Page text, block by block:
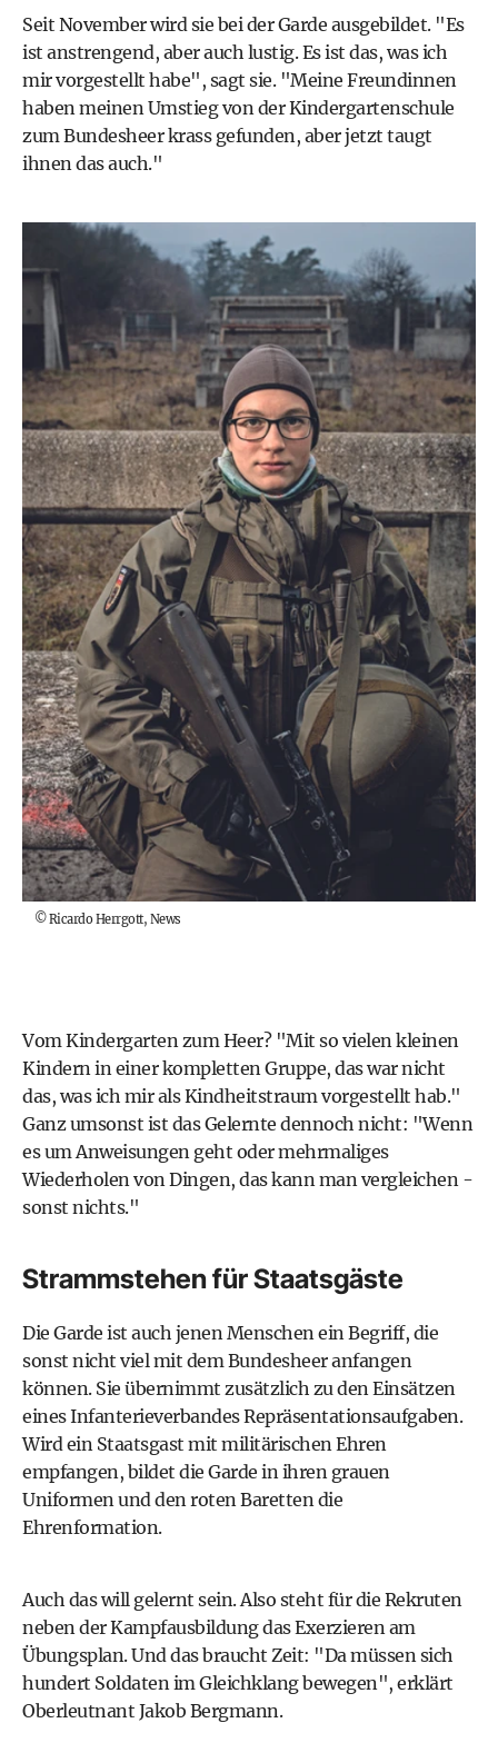
Seit November wird sie bei der Garde ausgebildet. "Es
ist anstrengend, aber auch lustig. Es ist das, was ich
mir vorgestellt habe", sagt sie. "Meine Freundinnen
haben meinen Umstieg von der Kindergartenschule
zum Bundesheer krass gefunden, aber jetzt taugt
ihnen das auch."
©Ricardo Herrgott, News
Vom Kindergarten zum Heer? "Mit so vielen kleinen
Kindern in einer kompletten Gruppe, das war nicht
das, was ich mir als Kindheitstraum vorgestellt hab."
Ganz umsonst ist das Gelernte dennoch nicht: "Wenn
es um Anweisungen geht oder mehrmaliges
Wiederholen von Dingen, das kann man vergleichen -
sonst nichts."
Strammstehen für Staatsgäste
Die Garde ist auch jenen Menschen ein Begriff, die
sonst nicht viel mit dem Bundesheer anfangen
können. Sie übernimmt zusätzlich zu den Einsätzen
eines Infanterieverbandes Repräsentationsaufgaben.
Wird ein Staatsgast mit militärischen Ehren
empfangen, bildet die Garde in ihren grauen
Uniformen und den roten Baretten die
Ehrenformation.
Auch das will gelernt sein. Also steht für die Rekruten
neben der Kampfausbildung das Exerzieren am
Übungsplan. Und das braucht Zeit: "Da müssen sich
hundert Soldaten im Gleichklang bewegen", erklärt
Oberleutnant Jakob Bergmann.